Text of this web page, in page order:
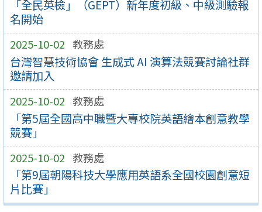
「全民英檢」（GEPT）新年度初級、中級測驗報
名開始
2025-10-02 教務處
台灣智慧技術協會 生成式 AI 演算法競賽討論社群
邀請加入
2025-10-02 教務處
「第5屆全國高中職暨大專校院英語繪本創意教學
競賽」
2025-10-02 教務處
「第9屆朝陽科技大學應用英語系全國校園創意短
片比賽」